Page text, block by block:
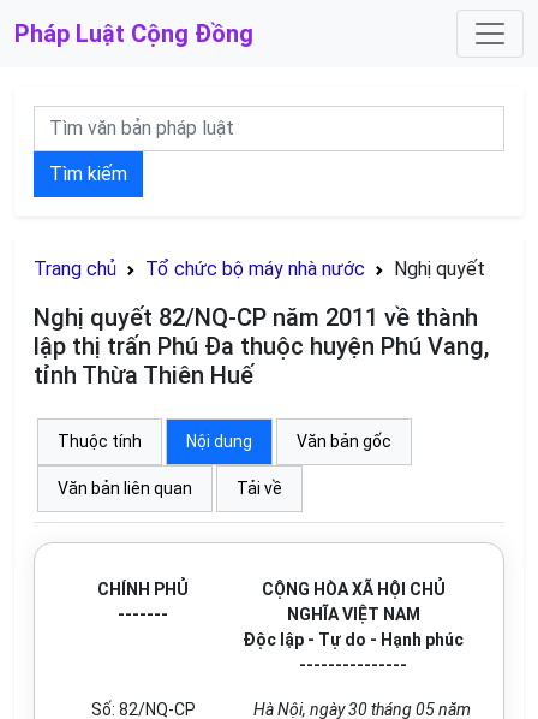
Pháp Luật Cộng Đồng
Tìm kiếm
Trang chủ Tổ chức bộ máy nhà nước Nghị quyết
Nghị quyết 82/NQ-CP năm 2011 về thành
lập thị trấn Phú Đa thuộc huyện Phú Vang,
tỉnh Thừa Thiên Huế
Thuộc tính Nội dung Văn bản gốc
Văn bản liên quan Tải về
CHÍNH PHỦ
-------
CỘNG HÒA XÃ HỘI CHỦ
NGHĨA VIỆT NAM
Độc lập - Tự do - Hạnh phúc
---------------
Số: 82/NQ-CP
Hà Nội, ngày 30 tháng 05 năm